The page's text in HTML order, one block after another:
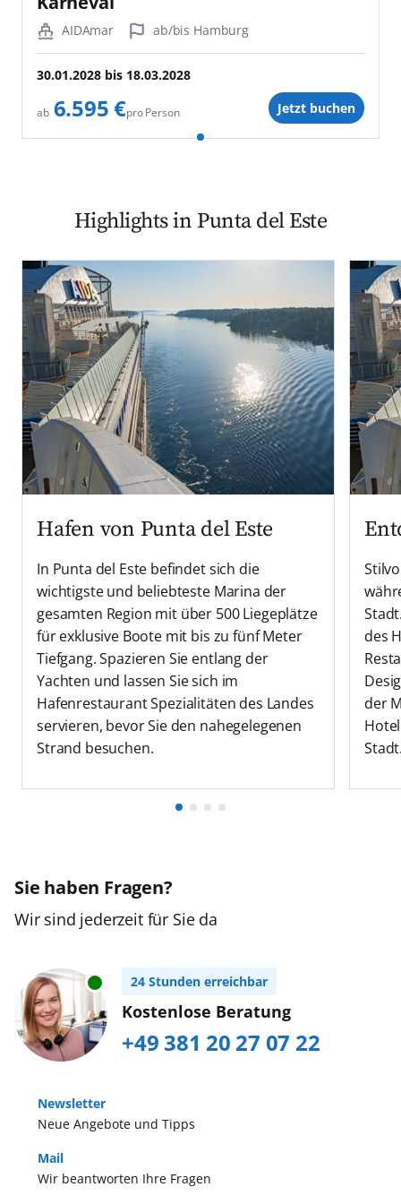
AIDAmar ab/bis Hamburg
30.01.2028 bis 18.03.2028
ab 6.595 €pro Person Jetzt buchen
Highlights in Punta del Este
Hafen von Punta del Este
In Punta del Este befindet sich die
wichtigste und beliebteste Marina der
gesamten Region mit über 500 Liegeplätze
für exklusive Boote mit bis zu fünf Meter
Tiefgang. Spazieren Sie entlang der
Yachten und lassen Sie sich im
Hafenrestaurant Spezialitäten des Landes
servieren, bevor Sie den nahegelegenen
Strand besuchen.
des
der
Sie haben Fragen?
Wir sind jederzeit für Sie da
24 Stunden erreichbar
Kostenlose Beratung
+49 381 20 27 07 22
Neue Angebote und Tipps
Newsletter
Wir beantworten Ihre Fragen
Mail